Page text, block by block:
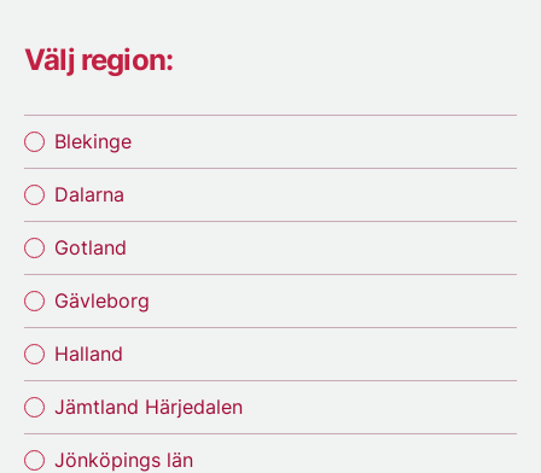
Välj region:
Blekinge
Dalarna
Gotland
Gävleborg
Halland
Jämtland Härjedalen
Jönköpings län